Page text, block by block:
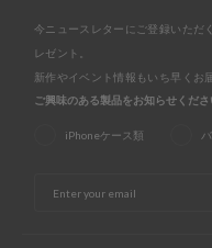
今ニュースレターにご登録いただ
レゼント。
新作やイベント情報もいち早くお
ご興味のある製品をお知らせくださ
iPhoneケース類